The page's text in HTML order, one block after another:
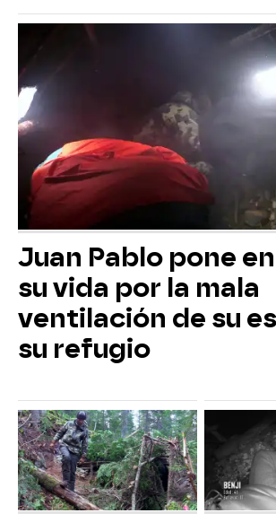
Juan Pablo pone
su vida por la mala
ventilación de su
su refugio